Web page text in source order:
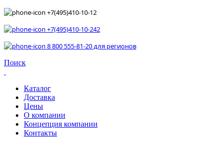
+7(495)410-10-12
+7(495)410-10-242
8 800 555-81-20 для регионов
Поиск
Каталог
Доставка
Цены
О компании
Концепция компании
Контакты